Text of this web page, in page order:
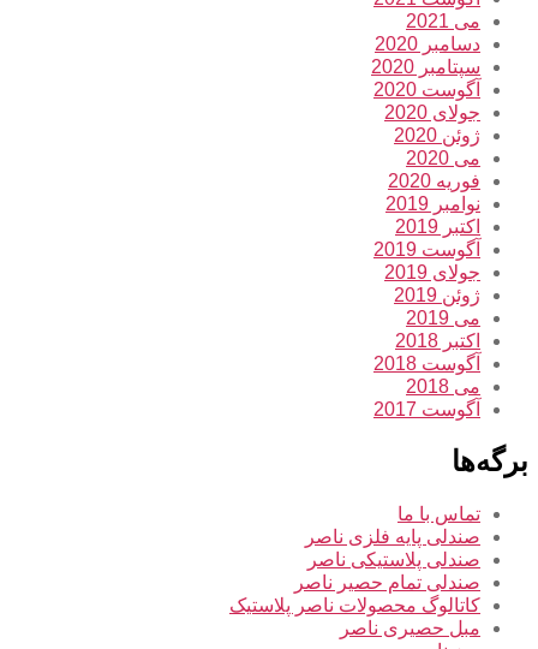
می 2021
دسامبر 2020
سپتامبر 2020
آگوست 2020
جولای 2020
ژوئن 2020
می 2020
فوریه 2020
نوامبر 2019
اکتبر 2019
آگوست 2019
جولای 2019
ژوئن 2019
می 2019
اکتبر 2018
آگوست 2018
می 2018
آگوست 2017
برگه‌ها
تماس با ما
صندلی پایه فلزی ناصر
صندلی پلاستیکی ناصر
صندلی تمام حصیر ناصر
کاتالوگ محصولات ناصر پلاستیک
مبل حصیری ناصر